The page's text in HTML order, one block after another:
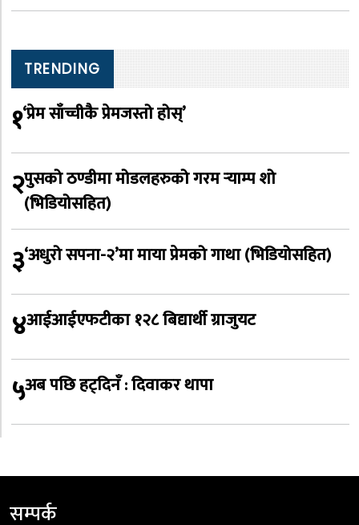
TRENDING
१‘प्रेम साँच्चीकै प्रेमजस्तो होस्’
२पुसको ठण्डीमा मोडलहरुको गरम र्‍याम्प शो
(भिडियोसहित)
३‘अधुरो सपना-२’मा माया प्रेमको गाथा (भिडियोसहित)
४आईआईएफटीका १२८ बिद्यार्थी ग्राजुयट
५अब पछि हट्दिनँ : दिवाकर थापा
सम्पर्क